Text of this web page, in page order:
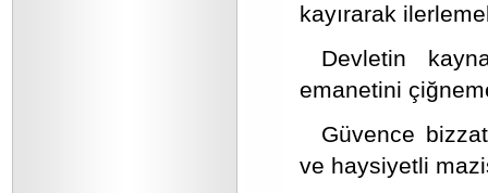
kayırarak
Devletin
emanetini
Güvence
ve haysiyetli